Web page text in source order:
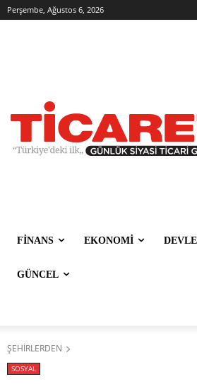
Perşembe, Ağustos 6, 2026
FİNANS EKONOMİ
GÜNCEL
ŞEHİRLERDEN
SOSYAL